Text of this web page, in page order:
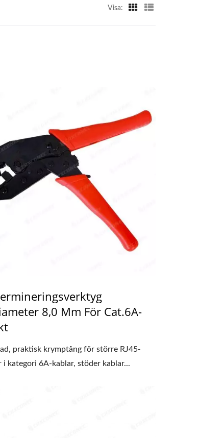
Visa:
8,0 Mm För Cat.6A-
praktisk krymptång för större RJ45-
i kategori 6A-kablar, stöder kablar...